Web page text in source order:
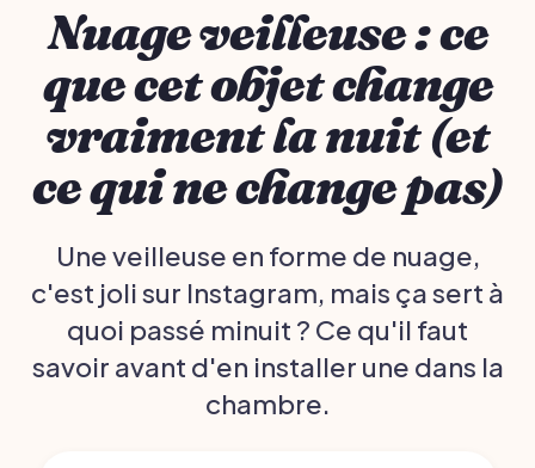
Nuage veilleuse : ce
que cet objet change
vraiment la nuit (et
ce qui ne change pas)
Une veilleuse en forme de nuage,
c'est joli sur Instagram, mais ça sert à
quoi passé minuit ? Ce qu'il faut
savoir avant d'en installer une dans la
chambre.